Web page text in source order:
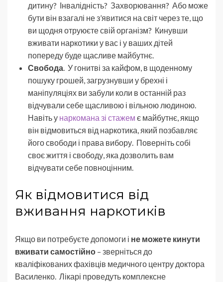
дитину? Інвалідність? Захворювання? Або може
бути він взагалі не з’явитися на світ через те, що
ви щодня отруюєте свій організм? Кинувши
вживати наркотики у вас і у ваших дітей
попереду буде щасливе майбутнє.
Свобода. У гонитві за кайфом, в щоденному
пошуку грошей, загрузнувши у брехні і
маніпуляціях ви забули коли в останній раз
відчували себе щасливою і вільною людиною.
Навіть у наркомана зі стажем є майбутнє, якщо
він відмовиться від наркотика, який позбавляє
його свободи і права вибору. Поверніть собі
своє життя і свободу, яка дозволить вам
відчувати себе повноцінним.
Як відмовитися від
вживання наркотиків
Якщо ви потребуєте допомоги і не можете кинути
вживати самостійно – зверніться до
кваліфікованих фахівців медичного центру доктора
Василенко. Лікарі проведуть комплексне